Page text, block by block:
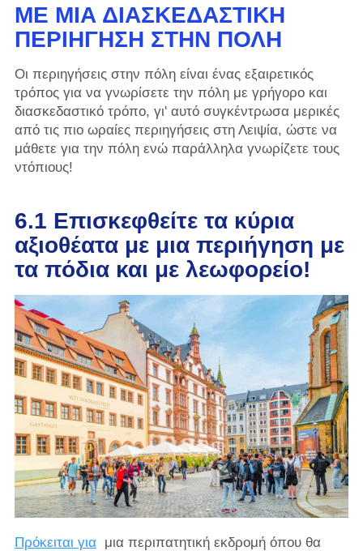
ΜΕ ΜΙΑ ΔΙΑΣΚΕΔΑΣΤΙΚΉ
ΠΕΡΙΉΓΗΣΗ ΣΤΗΝ ΠΌΛΗ
Οι περιηγήσεις στην πόλη είναι ένας εξαιρετικός
τρόπος για να γνωρίσετε την πόλη με γρήγορο και
διασκεδαστικό τρόπο, γι' αυτό συγκέντρωσα μερικές
από τις πιο ωραίες περιηγήσεις στη Λειψία, ώστε να
μάθετε για την πόλη ενώ παράλληλα γνωρίζετε τους
ντόπιους!
6.1 Επισκεφθείτε τα κύρια
αξιοθέατα με μια περιήγηση με
τα πόδια και με λεωφορείο!
Πρόκειται γιαμια περιπατητική εκδρομή όπου θα